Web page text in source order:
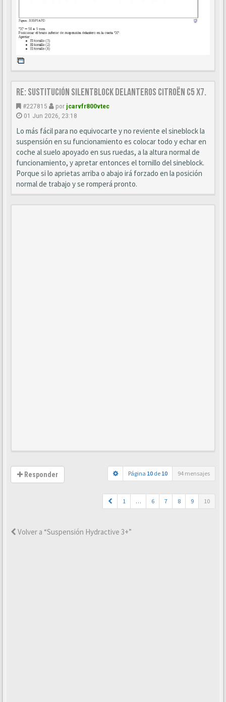
Re: Sustitución SILENTBLOCK delanteros Citroën C5 X7.
#227815 por jcarvfr800vtec
01 Jun 2026, 23:18
Lo más fácil para no equivocarte y no reviente el sineblock la
suspensión en su funcionamiento es colocar todo y echar en
coche al suelo apoyado en sus ruedas, a la altura normal de
funcionamiento, y apretar entonces el tornillo del sineblock.
Porque si lo aprietas arriba o abajo irá forzado en la posición
normal de trabajo y se romperá pronto.
Responder Página 10 de 10 94 mensajes
1 … 6 7 8 9 10
Volver a “Suspensión Hydractive 3+”